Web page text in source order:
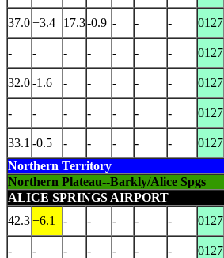
37.0+3.4 17.3-0.9 - - - 0127
- - - - - - - 0127
32.0-1.6 - - - - - 0127
- - - - - - - 0127
33.1 -0.5 - - - - - 0127
Northern Territory
Northern Plateau--Barkly/Alice Spgs
ALICE SPRINGS AIRPORT
42.3+6.1 - - - - - 0127
- - - - - - - 0127